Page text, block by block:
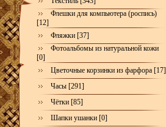
Флешки для компьютера (роспись)
[12]
Фляжки [37]
Фотоальбомы из натуральной кожи
[0]
Цветочные корзинки из фарфора [17]
Часы [291]
Чётки [85]
Шапки ушанки [0]